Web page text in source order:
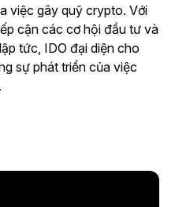
việc gây quỹ crypto. Với
cận các cơ hội đầu tư và
tức, IDO đại diện cho
sự phát triển của việc